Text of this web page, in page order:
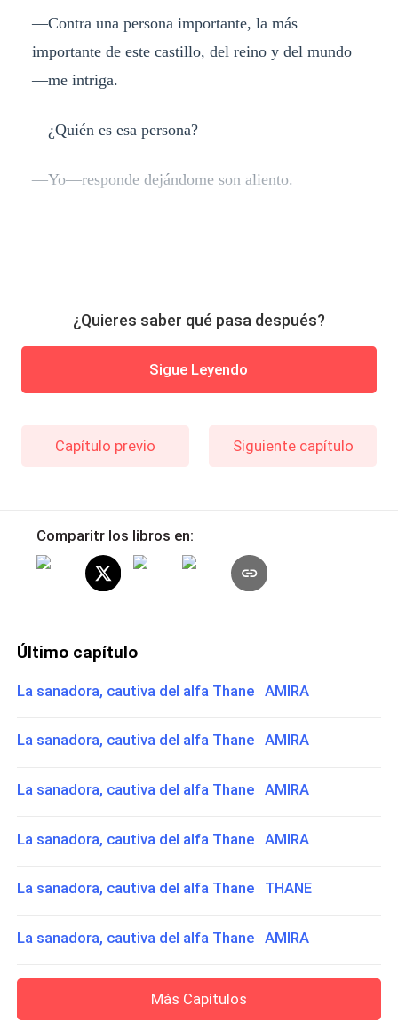
—Contra una persona importante, la más
importante de este castillo, del reino y del mundo
—me intriga.
—¿Quién es esa persona?
—Yo—responde dejándome son aliento.
¿Quieres saber qué pasa después?
Sigue Leyendo
Capítulo previo Siguiente capítulo
Comparitr los libros en:
Último capítulo
La sanadora, cautiva del alfa Thane AMIRA
La sanadora, cautiva del alfa Thane AMIRA
La sanadora, cautiva del alfa Thane AMIRA
La sanadora, cautiva del alfa Thane AMIRA
La sanadora, cautiva del alfa Thane THANE
La sanadora, cautiva del alfa Thane AMIRA
Más Capítulos